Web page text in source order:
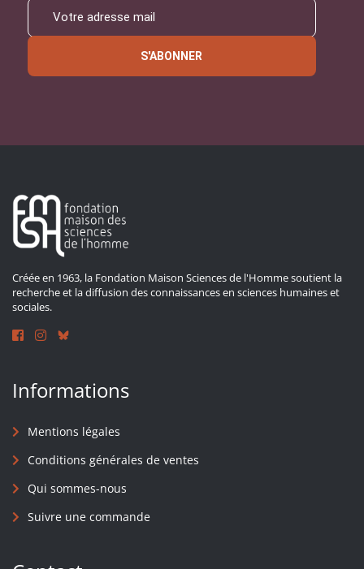
S'ABONNER
Créée en 1963, la Fondation Maison Sciences de l'Homme soutient la
recherche et la diffusion des connaissances en sciences humaines et
sociales.
Informations
Mentions légales
Conditions générales de ventes
Qui sommes-nous
Suivre une commande